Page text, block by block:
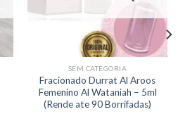
SEM CATEGORIA
Fracionado Durrat Al Aroos
Femenino Al Wataniah – 5ml
(Rende ate 90 Borrifadas)